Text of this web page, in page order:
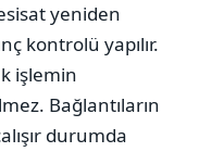
yeniden
kontrolü yapılır.
işlemin
Bağlantıların
durumda